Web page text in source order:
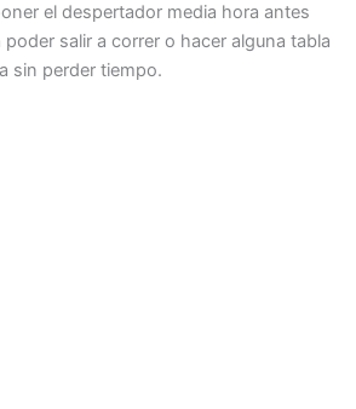
el despertador media hora antes
salir a correr o hacer alguna tabla
sin perder tiempo.